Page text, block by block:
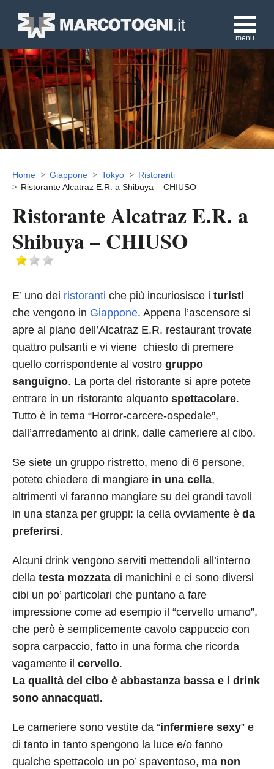
menu
Home Giappone Tokyo
Ristoranti
Ristorante Alcatraz E.R. a Shibuya – CHIUSO
Ristorante Alcatraz E.R. a
Shibuya – CHIUSO
E’ uno dei ristoranti che più incuriosisce i turisti
che vengono in Giappone. Appena l’ascensore si
apre al piano dell’Alcatraz E.R. restaurant trovate
quattro pulsanti e vi viene chiesto di premere
quello corrispondente al vostro gruppo
sanguigno. La porta del ristorante si apre potete
entrare in un ristorante alquanto spettacolare.
Tutto è in tema “Horror-carcere-ospedale”,
dall’arrredamento ai drink, dalle cameriere al cibo.
Se siete un gruppo ristretto, meno di 6 persone,
potete chiedere di mangiare in una cella,
altrimenti vi faranno mangiare su dei grandi tavoli
in una stanza per gruppi: la cella ovviamente è da
preferirsi.
Alcuni drink vengono serviti mettendoli all’interno
della testa mozzata di manichini e ci sono diversi
cibi un po’ particolari che puntano a fare
impressione come ad esempio il “cervello umano”,
che però è semplicemente cavolo cappuccio con
sopra carpaccio, fatto in una forma che ricorda
vagamente il cervello.
La qualità del cibo è abbastanza bassa e i drink
sono annacquati.
Le cameriere sono vestite da “infermiere sexy” e
di tanto in tanto spengono la luce e/o fanno
qualche spettacolo un po’ spaventoso, ma non